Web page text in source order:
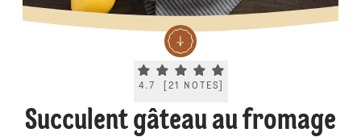
Current rating 4.7. Click to rate.
4.7 21 NOTES
Succulent gâteau au fromage